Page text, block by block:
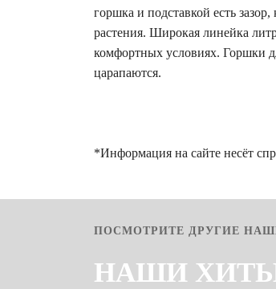
горшка и подставкой есть
растения. Широкая линейка
комфортных условиях. Горшки
царапаются.
*Информация на сайте несёт
ПОСМОТРИТЕ ДРУГИЕ
НАШИ